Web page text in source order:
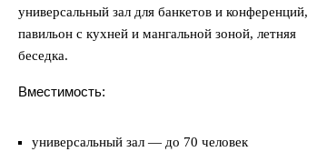
универсальный зал для банкетов и конференций,
павильон с кухней и мангальной зоной, летняя
беседка.
Вместимость:
универсальный зал — до 70 человек